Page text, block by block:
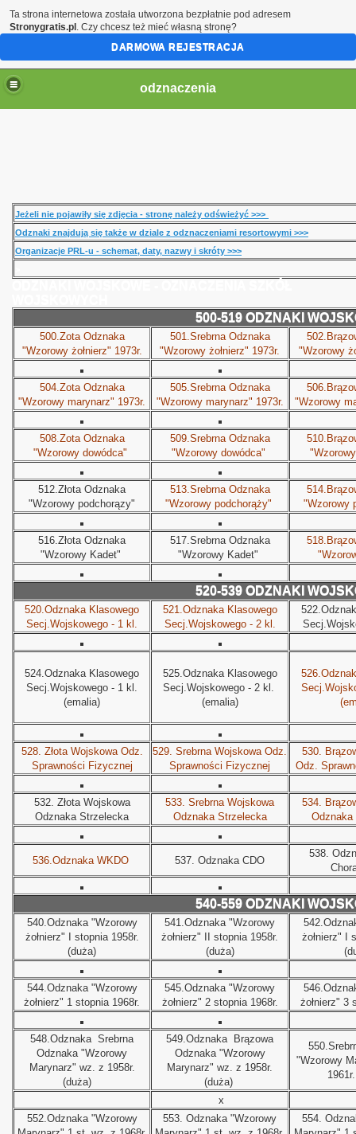
odznaczenia
Jeżeli nie pojawiły się zdjęcia - stronę należy odświeżyć >>>
Odznaki znajdują się także w dziale z odznaczeniami resortowymi >>>
Organizacje PRL-u - schemat, daty, nazwy i skróty >>>
500-519 ODZNAKI
500.Zota Odznaka
"Wzorowy żołnierz" 1973r.
501.Srebrna Odznaka
"Wzorowy żołnierz" 1973r.
"Wzorowy
504.Zota Odznaka
"Wzorowy marynarz" 1973r.
505.Srebrna Odznaka
"Wzorowy marynarz" 1973r.
"Wzorowy
508.Zota Odznaka
"Wzorowy dowódca"
509.Srebrna Odznaka
"Wzorowy dowódca"
512.Złota Odznaka
"Wzorowy podchorązy"
513.Srebrna Odznaka
"Wzorowy podchorąży"
"Wzorowy
516.Złota Odznaka
"Wzorowy Kadet"
517.Srebrna Odznaka
"Wzorowy Kadet"
520-539 ODZNAKI
520.Odznaka Klasowego
Secj.Wojskowego - 1 kl.
521.Odznaka Klasowego
Secj.Wojskowego - 2 kl.
524.Odznaka Klasowego
Secj.Wojskowego - 1 kl.
(emalia)
525.Odznaka Klasowego
Secj.Wojskowego - 2 kl.
(emalia)
528. Złota Wojskowa Odz.
Sprawności Fizycznej
529. Srebrna Wojskowa Odz.
Sprawności Fizycznej
530.
Odz.
532. Złota Wojskowa
Odznaka Strzelecka
533. Srebrna Wojskowa
Odznaka Strzelecka
534.
536.Odznaka WKDO 537. Odznaka CDO
538.
540-559 ODZNAKI
540.Odznaka "Wzorowy
żołnierz" I stopnia 1958r.
(duża)
541.Odznaka "Wzorowy
żołnierz" II stopnia 1958r.
(duża)
żołnierz" I
544.Odznaka "Wzorowy
żołnierz" 1 stopnia 1968r.
545.Odznaka "Wzorowy
żołnierz" 2 stopnia 1968r.
żołnierz" 3
548.Odznaka Srebrna
Odznaka "Wzorowy
Marynarz" wz. z 1958r.
(duża)
549.Odznaka Brązowa
Odznaka "Wzorowy
Marynarz" wz. z 1958r.
(duża)
"Wzorowy
x
552.Odznaka "Wzorowy
553. Odznaka "Wzorowy
554.
Ta strona internetowa została utworzona bezpłatnie pod adresem
Stronygratis.pl . Czy chcesz też mieć własną stronę?
DARMOWA REJESTRACJA